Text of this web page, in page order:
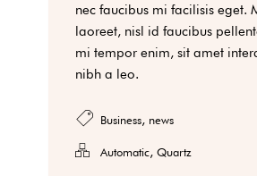
nec faucibus mi facilisis eget.
laoreet, nisl id faucibus
mi tempor enim, sit amet
nibh a leo.
Business, news
Automatic, Quartz